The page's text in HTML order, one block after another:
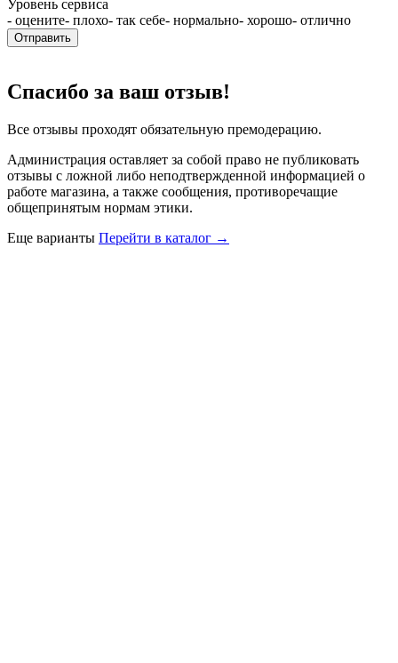
Уровень сервиса
- оцените- плохо- так себе- нормально- хорошо- отлично
Отправить
Спасибо за ваш отзыв!
Все отзывы проходят обязательную премодерацию.
Администрация оставляет за собой право не публиковать
отзывы с ложной либо неподтвержденной информацией о
работе магазина, а также сообщения, противоречащие
общепринятым нормам этики.
Еще варианты Перейти в каталог →